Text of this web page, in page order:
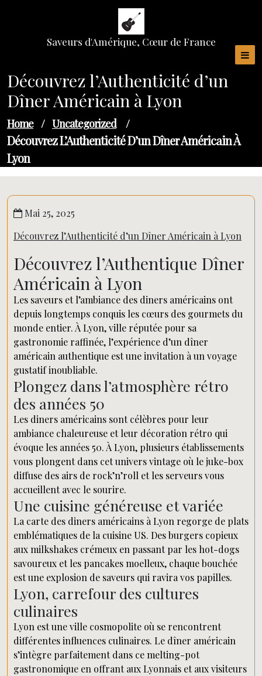
Saveurs d'Amérique, Cœur de France
Découvrez l’Authenticité d’un
Dîner Américain à Lyon
Home / Uncategorized /
Découvrez L’Authenticité D’un Dîner Américain À
Lyon
Mai 25, 2025
Découvrez l’Authenticité d’un Dîner Américain à Lyon
Découvrez l’Authentique Dîner
Américain à Lyon
Les saveurs et l’ambiance des diners américains ont
depuis longtemps conquis les cœurs des gourmets du
monde entier. À Lyon, ville réputée pour sa
gastronomie raffinée, l’expérience d’un dîner
américain authentique est une invitation à un voyage
gustatif inoubliable.
Plongez dans l’atmosphère rétro
des années 50
Les diners américains sont célèbres pour leur
ambiance chaleureuse et leur décoration rétro qui
évoque les années 50. À Lyon, plusieurs établissements
vous plongent dans cet univers vintage où le juke-box
diffuse des airs de rock’n’roll et les serveurs vous
accueillent avec le sourire.
Une cuisine généreuse et variée
La carte des diners américains à Lyon regorge de plats
emblématiques de la cuisine US. Des burgers copieux
aux milkshakes crémeux en passant par les hot-dogs
savoureux et les pancakes moelleux, chaque bouchée
est une explosion de saveurs qui ravira vos papilles.
Lyon, carrefour des cultures
culinaires
Lyon est une ville cosmopolite où se rencontrent
différentes influences culinaires. Le dîner américain
s’intègre parfaitement dans ce melting-pot
gastronomique en offrant aux Lyonnais et aux visiteurs